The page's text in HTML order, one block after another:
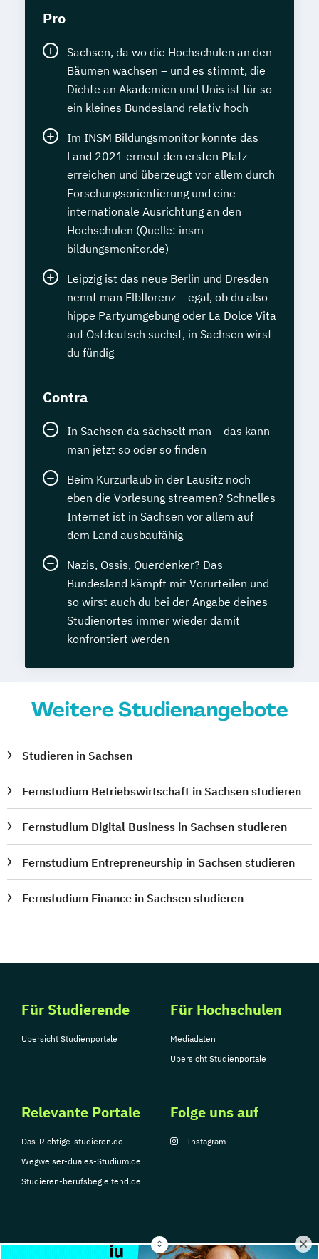
Pro
Sachsen, da wo die Hochschulen an den
Bäumen wachsen – und es stimmt, die
Dichte an Akademien und Unis ist für so
ein kleines Bundesland relativ hoch
Im INSM Bildungsmonitor konnte das
Land 2021 erneut den ersten Platz
erreichen und überzeugt vor allem durch
Forschungsorientierung und eine
internationale Ausrichtung an den
Hochschulen (Quelle: insm-
bildungsmonitor.de)
Leipzig ist das neue Berlin und Dresden
nennt man Elbflorenz – egal, ob du also
hippe Partyumgebung oder La Dolce Vita
auf Ostdeutsch suchst, in Sachsen wirst
du fündig
Contra
In Sachsen da sächselt man – das kann
man jetzt so oder so finden
Beim Kurzurlaub in der Lausitz noch
eben die Vorlesung streamen? Schnelles
Internet ist in Sachsen vor allem auf
dem Land ausbaufähig
Nazis, Ossis, Querdenker? Das
Bundesland kämpft mit Vorurteilen und
so wirst auch du bei der Angabe deines
Studienortes immer wieder damit
konfrontiert werden
Weitere Studienangebote
Studieren in Sachsen
Fernstudium Betriebswirtschaft in Sachsen studieren
Fernstudium Digital Business in Sachsen studieren
Fernstudium Entrepreneurship in Sachsen studieren
Fernstudium Finance in Sachsen studieren
Für Studierende
Übersicht Studienportale
Für Hochschulen
Mediadaten
Übersicht Studienportale
Relevante Portale
Das-Richtige-studieren.de
Wegweiser-duales-Studium.de
Studieren-berufsbegleitend.de
Folge uns auf
Instagram